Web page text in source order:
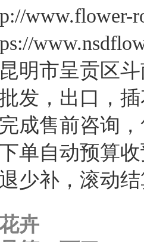
www.flower-
明市呈贡区
发，出口，
成售前咨询
单自动预算
少补，滚动
卉